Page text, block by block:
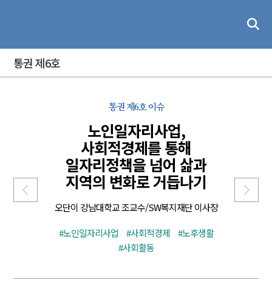
통권 제6호
통권 제6호 이슈
노인일자리사업,
사회적경제를 통해
일자리정책을 넘어 삶과
지역의 변화로 거듭나기
오단이 강남대학교 조교수/SW복지재단 이사장
#노인일자리사업
#사회적경제
#노후생활
#사회활동